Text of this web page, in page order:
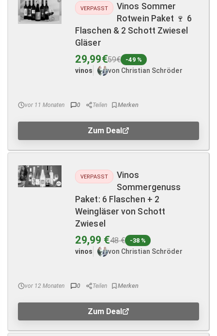
VERPASST
Vinos Sommer
Rotwein Paket 🍷 6
Flaschen & 2 Schott Zwiesel
Gläser
29,99€59€ -49 %
vinos von Christian Schröder
vor 11 Monaten 0 Teilen
Zum Deal
VERPASST
Vinos
Sommergenuss
Paket: 6 Flaschen + 2
Weingläser von Schott
Zwiesel
29,99 €48 € -38 %
vinos von Christian Schröder
vor 12 Monaten 0 Teilen
Zum Deal